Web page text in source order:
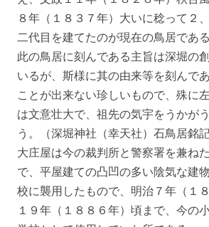
８年（１８３７年）大いに稔って２
二代目を建てたのが現在の鳥居である
此の鳥居に刻んである主旨は深堀の
いるが、斯様に其の由来等を刻んで
ことが出来ない珍しいもので、殊に
は文意壮大で、祖先の気宇をうかが
う。（深堀神社（幸天社）石鳥居銘記
大庄屋は今の裁判所と警察署を兼ね
で、平屋建ての凸凹の多い陰気な建
校に襲用したもので、明治７年（１
１９年（１８８６年）頃まで、今の